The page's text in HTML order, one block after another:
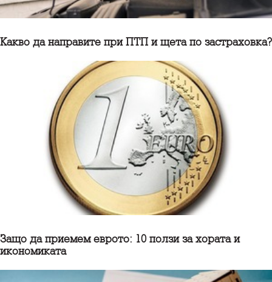
Какво да направите при ПТП и щета по застраховка?
Защо да приемем еврото: 10 ползи за хората и
икономиката